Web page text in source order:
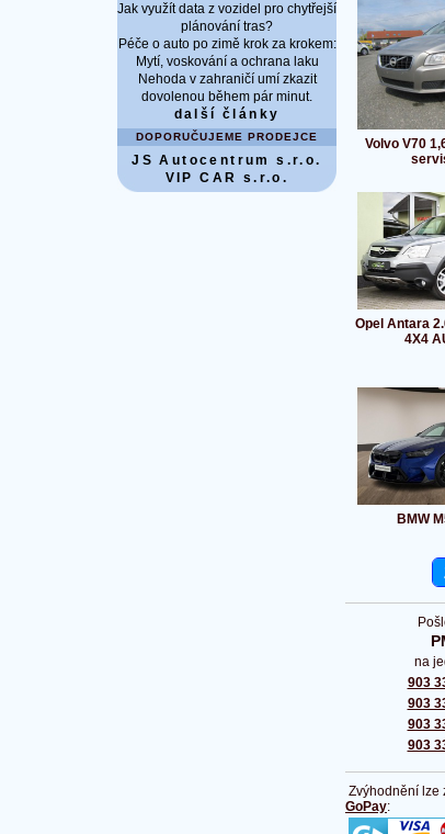
Jak využít data z vozidel pro chytřejší
plánování tras?
Péče o auto po zimě krok za krokem:
Mytí, voskování a ochrana laku
Nehoda v zahraničí umí zkazit
dovolenou během pár minut.
další články
DOPORUČUJEME PRODEJCE
JS Autocentrum s.r.o.
VIP CAR s.r.o.
Volvo V70
Opel Antara
4X4
BMW
na
903
903
903
903
Zvýhodnění lze
GoPay: